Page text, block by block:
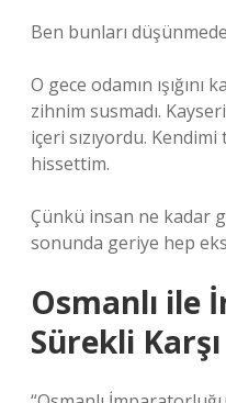
Ben bunları
O gece odamın ışığını
zihnim susmadı.
içeri sızıyordu.
hissettim.
Çünkü insan ne kadar
sonunda geriye hep
Osmanlı ile
Sürekli